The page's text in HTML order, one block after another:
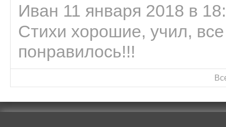
Иван 11 января 2018 в
Стихи хорошие, учил,
понравилось!!!